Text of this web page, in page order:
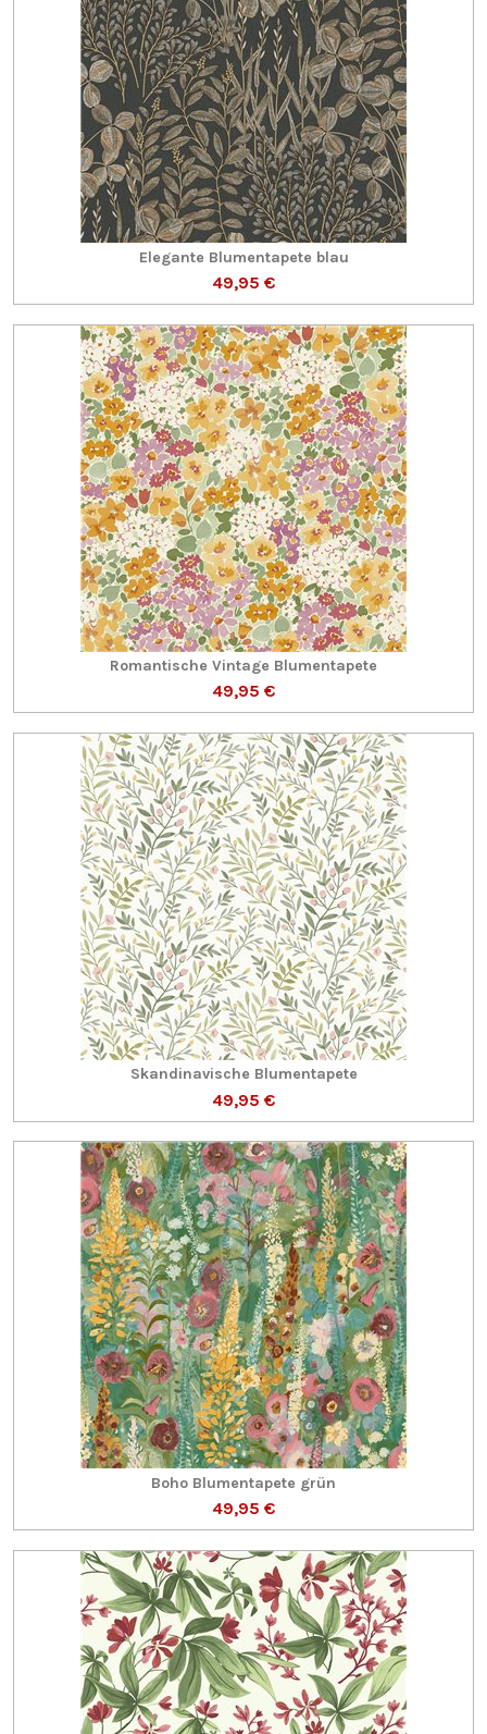
Elegante Blumentapete blau
49,95 €
Romantische Vintage Blumentapete
49,95 €
Skandinavische Blumentapete
49,95 €
Boho Blumentapete grün
49,95 €